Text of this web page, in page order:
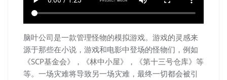
脑叶公司是一款管理怪物的模拟游戏。游戏的灵感来
源于那些在小说，游戏和电影中登场的怪物们，例如
《SCP基金会》，《林中小屋》，《第十三号仓库》等
等。一场灾难将导致另一场灾难，最终一切都会被引